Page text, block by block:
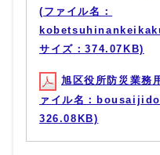
(ファイル名：
サイズ：374.07KB)
旭区役所防災業務
ァイル名：
326.08KB)